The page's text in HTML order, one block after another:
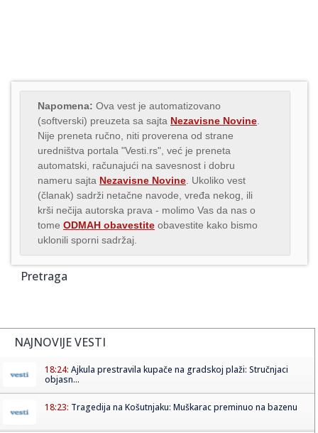
Napomena: Ova vest je automatizovano
(softverski) preuzeta sa sajta Nezavisne Novine
Nije preneta ručno, niti proverena od strane
uredništva portala "Vesti.rs", već je preneta
automatski, računajući na savesnost i dobru
nameru sajta Nezavisne Novine . Ukoliko vest
(članak) sadrži netačne navode, vređa nekog, ili
krši nečija autorska prava - molimo Vas da nas o
tome ODMAH obavestite obavestite kako bismo
uklonili sporni sadržaj.
Pretraga
NAJNOVIJE VESTI
18:24: Ajkula prestravila kupače na gradskoj plaži: Stručnjaci
objasn...
18:23: Tragedija na Košutnjaku: Muškarac preminuo na bazenu